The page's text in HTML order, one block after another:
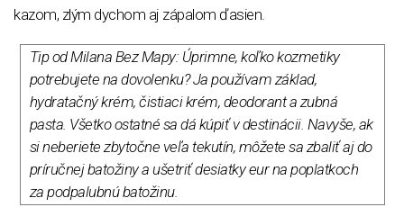
kazom, zlým dychom aj zápalom ďasien.
Tip od Milana Bez Mapy: Úprimne, koľko kozmetiky
potrebujete na dovolenku? Ja používam základ,
hydratačný krém, čistiaci krém, deodorant a zubná
pasta. Všetko ostatné sa dá kúpiť v destinácii. Navyše, ak
si neberiete zbytočne veľa tekutín, môžete sa zbaliť aj do
príručnej batožiny a ušetriť desiatky eur na poplatkoch
za podpalubnú batožinu.